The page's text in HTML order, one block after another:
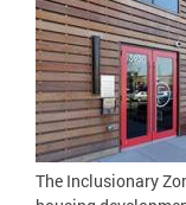
The Inclusionary